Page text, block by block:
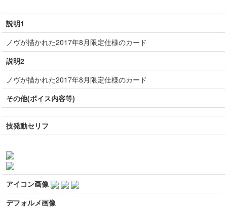
説明1
ノヴが描かれた2017年8月限定仕様のカード
説明2
ノヴが描かれた2017年8月限定仕様のカード
その他(ボイス内容等)
技発動セリフ
アイコン画像
デフォルメ画像